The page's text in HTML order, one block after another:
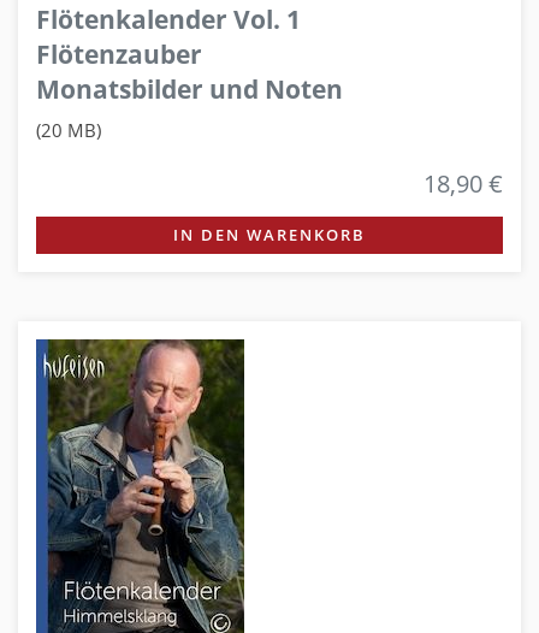
Flötenkalender Vol. 1
Flötenzauber
Monatsbilder und Noten
(20 MB)
18,90 €
IN DEN WARENKORB